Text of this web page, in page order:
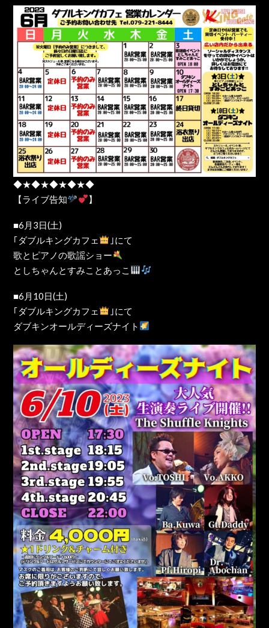
◆★◆★◆★◆★◆
【ライブ告知
】
■6月3日(土)
｢ダブルキングカフェ
｣にて
歌とピアノの歌謡ショー
としちゃんとすみことあっこ
■6月10日(土)
｢ダブルキングカフェ
｣にて
ダブキンオールディーズナイト